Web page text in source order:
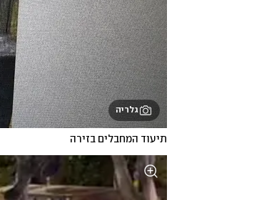
גלריה
תיעוד המחבלים בזירה